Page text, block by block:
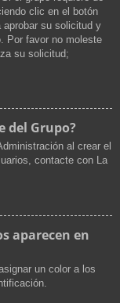
clic en el botón
aprobar su solicitud y
Por favor no moleste
su solicitud;
del Grupo?
al crear el
contacte con La
aparecen en
un color a los